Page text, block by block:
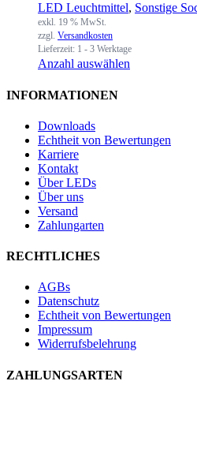
LED Leuchtmittel, Sonstige
exkl. 19 % MwSt.
zzgl. Versandkosten
Lieferzeit: 1 - 3 Werktage
Anzahl auswählen
INFORMATIONEN
Downloads
Echtheit von Bewertungen
Karriere
Kontakt
Über LEDs
Über uns
Versand
Zahlungarten
RECHTLICHES
AGBs
Datenschutz
Echtheit von Bewertungen
Impressum
Widerrufsbelehrung
ZAHLUNGSARTEN